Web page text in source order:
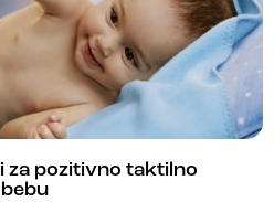
za pozitivno taktilno